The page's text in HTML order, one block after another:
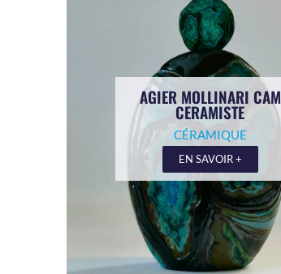
AGIER MOLLINARI CAM
CERAMISTE
CÉRAMIQUE
EN SAVOIR +